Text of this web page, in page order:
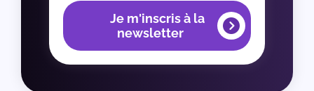
Je m'inscris à la
newsletter